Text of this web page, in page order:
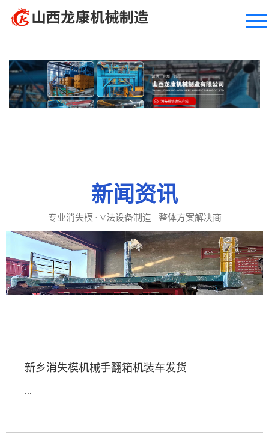
关于龙康
产品中心
联系我们
新闻资讯
专业消失模 · V法设备制造--整体方案解决商
新乡消失模机械手翻箱机装车发货
...